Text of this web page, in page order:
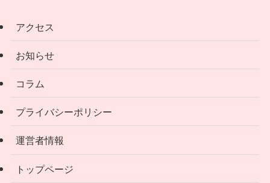
アクセス
お知らせ
コラム
プライバシーポリシー
運営者情報
トップページ